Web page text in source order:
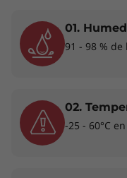
productividad
siempre un
01.
91 - 98 % de
02.
-25 - 60°C